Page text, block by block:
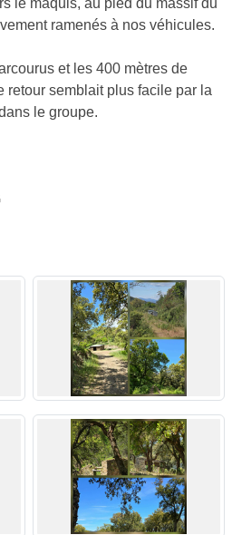
ramenés à nos véhicules.
et les 400 mètres de
retour semblait plus facile par la
le groupe.